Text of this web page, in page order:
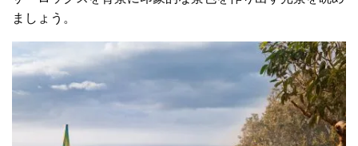
ましょう。